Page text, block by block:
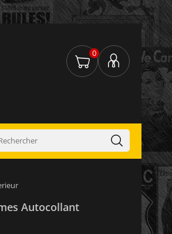
0
Autocollant